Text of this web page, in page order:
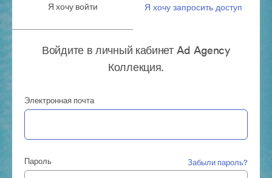
Я хочу войти Я хочу запросить доступ
Войдите в личный кабинет Ad Agency
Коллекция.
Электронная почта
Пароль Забыли пароль?